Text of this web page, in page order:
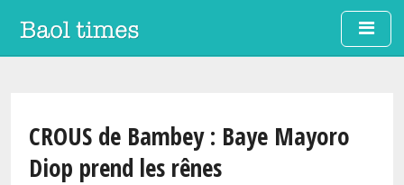
Aller au contenu principal
CROUS de Bambey : Baye Mayoro
Diop prend les rênes